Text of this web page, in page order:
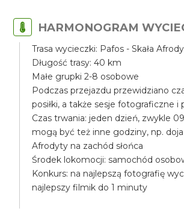
HARMONOGRAM
Trasa wycieczki: Pafos - Skała
Długość trasy: 40 km
Małe grupki 2-8 osobowe
Podczas przejazdu przewidziano
posiłki, a także sesje fotograficzne i
Czas trwania: jeden dzień, zwykle
mogą być też inne godziny, np.
Afrodyty na zachód słońca
Środek lokomocji: samochód
Konkurs: na najlepszą fotografię
najlepszy filmik do 1 minuty